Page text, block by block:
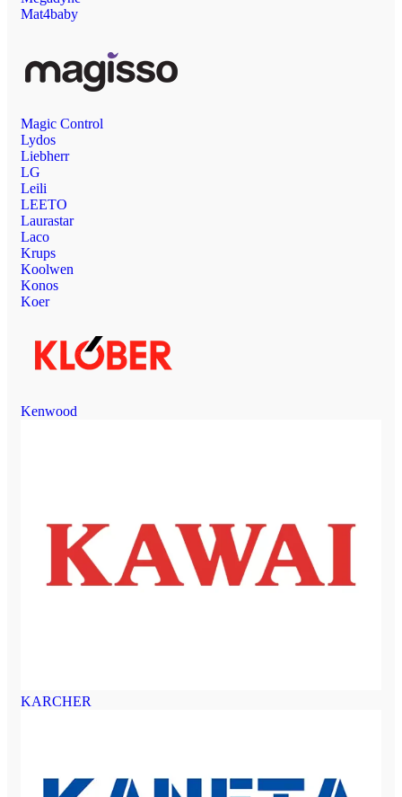
Mat4baby
Magic Control
Lydos
Liebherr
LG
Leili
LEETO
Laurastar
Laco
Krups
Koolwen
Konos
Koer
Kenwood
KARCHER